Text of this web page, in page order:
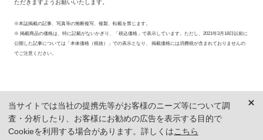
ただきますようお願いいたします。
※本誌掲載の記事、写真等の無断複写、複製、転載を禁じます。
※ 掲載商品の価格は、特に記載がないかぎり、「税込価格」で表示しています。ただし、2021年3月18日以前に
公開した記事については「本体価格（税抜）」での表示となり、 掲載価格には消費税が含まれておりませんの
でご注意ください。
当サイトでは当社の提携先等がお客様のニーズ等について調
査・分析したり、お客様にお勧めの広告を表示する目的で
Cookieを利用する場合があります。詳しくはこちら